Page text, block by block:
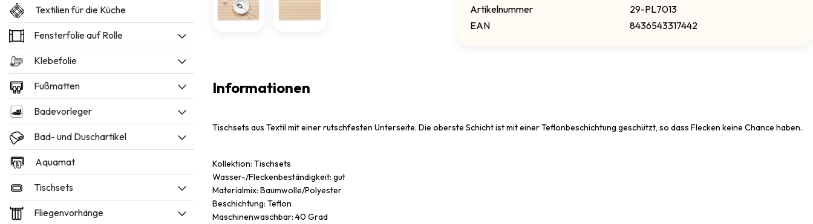
Textilien für die Küche
Fensterfolie auf Rolle
Klebefolie
Fußmatten
Badevorleger
Bad- und Duschartikel
Aquamat
Tischsets
Fliegenvorhänge
Artikelnummer
29-PL7013
EAN
8436543317442
Informationen
Tischsets aus Textil mit einer rutschfesten Unterseite. Die oberste Schicht ist mit einer Teflonbeschichtung geschützt, so dass Flecken keine Chance haben.
Kollektion: Tischsets
Wasser-/Fleckenbeständigkeit: gut
Materialmix: Baumwolle/Polyester
Beschichtung: Teflon
Maschinenwaschbar: 40 Grad